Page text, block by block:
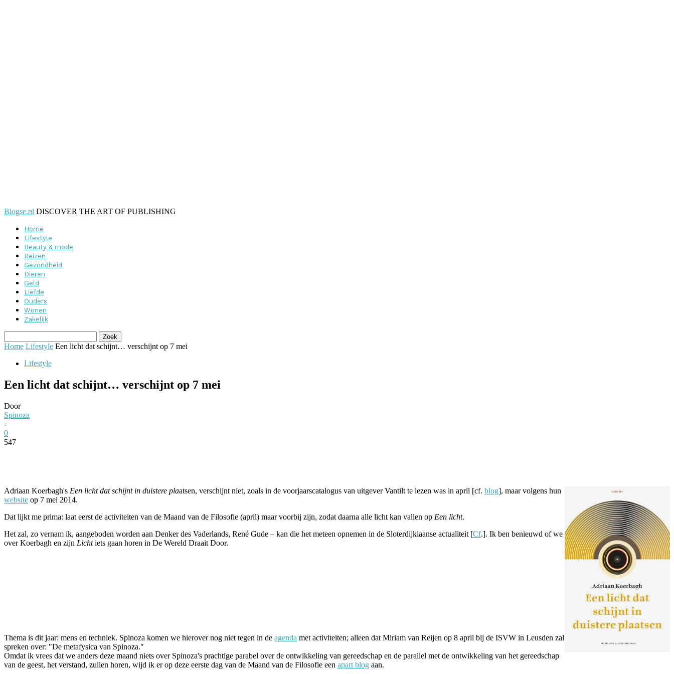
Blogse.nl DISCOVER THE ART OF PUBLISHING
Home
Lifestyle
Beauty & mode
Reizen
Gezondheid
Dieren
Geld
Liefde
Ouders
Wonen
Zakelijk
Home Lifestyle Een licht dat schijnt… verschijnt op 7 mei
Lifestyle
Een licht dat schijnt… verschijnt op 7 mei
Door
Spinoza
-
0
547
Adriaan Koerbagh's Een licht dat schijnt in duistere plaatsen, verschijnt niet, zoals in de voorjaarscatalogus van uitgever Vantilt te lezen was in april [cf. blog], maar volgens hun
website op 7 mei 2014.
Dat lijkt me prima: laat eerst de activiteiten van de Maand van de Filosofie (april) maar voorbij zijn, zodat daarna alle licht kan vallen op Een licht.
Het zal, zo vernam ik, aangeboden worden aan Denker des Vaderlands, René Gude – kan die het meteen opnemen in de Sloterdijkiaanse actualiteit [Cf.]. Ik ben benieuwd of we
over Koerbagh en zijn Lichtiets gaan horen in De Wereld Draait Door.
Thema is dit jaar: mens en techniek. Spinoza komen we hierover nog niet tegen in de agenda met activiteiten; alleen dat Miriam van Reijen op 8 april bij de ISVW in Leusden zal
spreken over: "De metafysica van Spinoza."
Omdat ik vrees dat we anders deze maand niets over Spinoza's prachtige parabel over de ontwikkeling van gereedschap en de parallel met de ontwikkeling van het gereedschap
van de geest, het verstand, zullen horen, wijd ik er op deze eerste dag van de Maand van de Filosofie een apart blog aan.